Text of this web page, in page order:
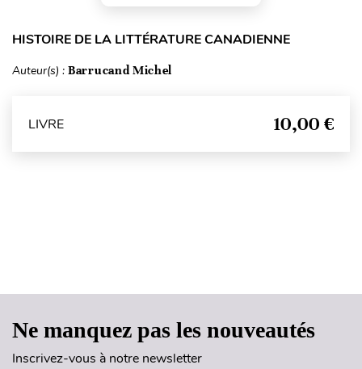
HISTOIRE DE LA LITTÉRATURE CANADIENNE
Auteur(s) : Barrucand Michel
LIVRE 10,00 €
Ne manquez pas les nouveautés
Inscrivez-vous à notre newsletter